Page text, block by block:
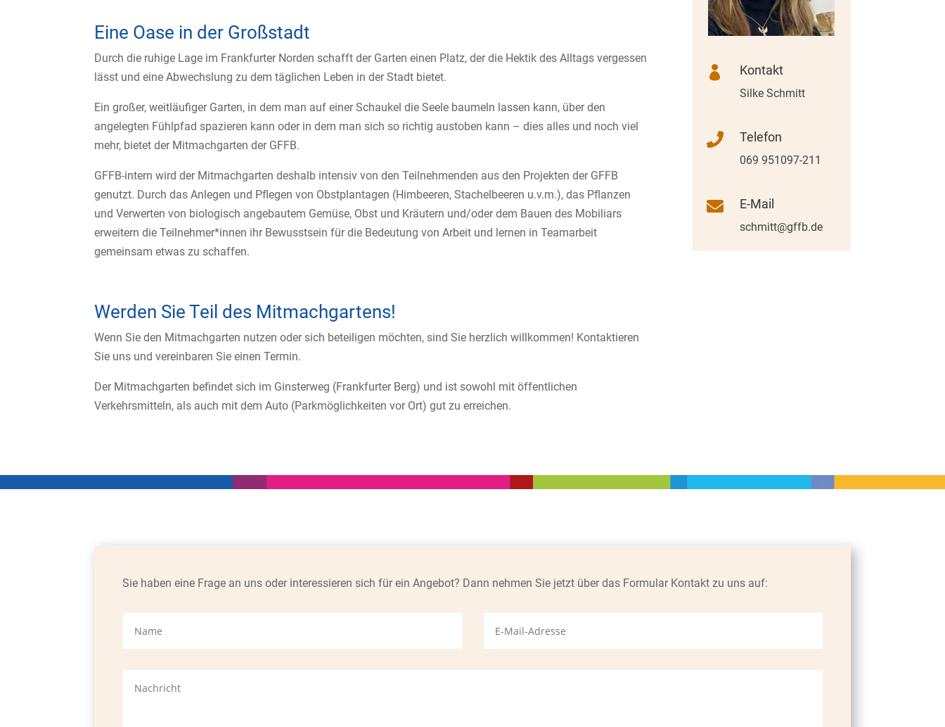
Eine Oase in der Großstadt
Durch die ruhige Lage im Frankfurter Norden schafft der Garten einen Platz, der die Hektik des Alltags vergessen
lässt und eine Abwechslung zu dem täglichen Leben in der Stadt bietet.
Ein großer, weitläufiger Garten, in dem man auf einer Schaukel die Seele baumeln lassen kann, über den
angelegten Fühlpfad spazieren kann oder in dem man sich so richtig austoben kann – dies alles und noch viel
mehr, bietet der Mitmachgarten der GFFB.
GFFB-intern wird der Mitmachgarten deshalb intensiv von den Teilnehmenden aus den Projekten der GFFB
genutzt. Durch das Anlegen und Pflegen von Obstplantagen (Himbeeren, Stachelbeeren u.v.m.), das Pflanzen
und Verwerten von biologisch angebautem Gemüse, Obst und Kräutern und/oder dem Bauen des Mobiliars
erweitern die Teilnehmer*innen ihr Bewusstsein für die Bedeutung von Arbeit und lernen in Teamarbeit
gemeinsam etwas zu schaffen.
Werden Sie Teil des Mitmachgartens!
Wenn Sie den Mitmachgarten nutzen oder sich beteiligen möchten, sind Sie herzlich willkommen! Kontaktieren
Sie uns und vereinbaren Sie einen Termin.
Der Mitmachgarten befindet sich im Ginsterweg (Frankfurter Berg) und ist sowohl mit öffentlichen
Verkehrsmitteln, als auch mit dem Auto (Parkmöglichkeiten vor Ort) gut zu erreichen.
 Kontakt
Silke Schmitt
 Telefon
069 951097-211
 E-Mail
schmitt@gffb.de
Sie haben eine Frage an uns oder interessieren sich für ein Angebot? Dann nehmen Sie jetzt über das Formular Kontakt zu uns auf: